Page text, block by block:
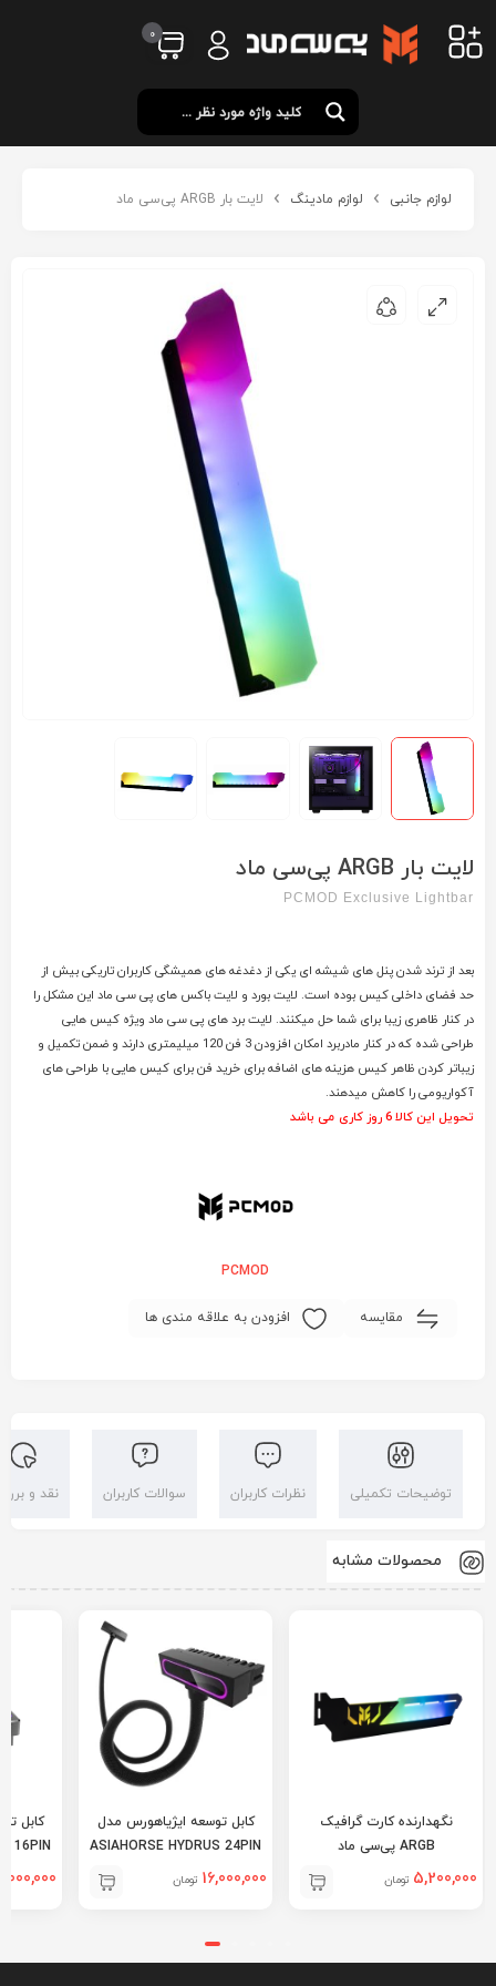
0
لوازم جانبی لوازم مادینگ لایت بار ARGB پی‌سی ماد
لایت بار ARGB پی‌سی ماد
PCMOD Exclusive Lightbar
بعد از ترند شدن پنل های شیشه ای یکی از دغدغه های همیشگی کاربران تاریکی بیش از
حد فضای داخلی کیس بوده است. لایت بورد و لایت باکس های پی سی ماد این مشکل را
در کنار ظاهری زیبا برای شما حل میکنند. لایت برد های پی سی ماد ویژه کیس هایی
طراحی شده که در کنار مادربرد امکان افزودن 3 فن 120 میلیمتری دارند و ضمن تکمیل و
زیباتر کردن ظاهر کیس هزینه های اضافه برای خرید فن برای کیس هایی با طراحی های
آکواریومی را کاهش میدهند.
تحویل این کالا 6 روز کاری می باشد
PCMOD
مقایسه افزودن به علاقه مندی ها
توضیحات تکمیلی نظرات کاربران سوالات کاربران نقد و
محصولات مشابه
نگهدارنده کارت گرافیک
ARGB پی‌سی ماد
5,200,000 تومان
کابل توسعه ایژیاهورس مدل
ASIAHORSE HYDRUS 24PIN
16,000,000 تومان
کابل
16PIN